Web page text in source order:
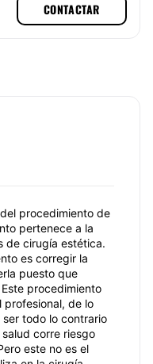
CONTACTAR
procedimiento de
pertenece a la
de cirugía estética.
es corregir la
puesto que
procedimiento
profesional, de lo
todo lo contrario
corre riesgo
este no es el